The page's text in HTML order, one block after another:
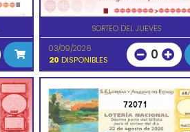
SORTEO DEL JUEVES
03/09/2026
20 DISPONIBLES 0
72071